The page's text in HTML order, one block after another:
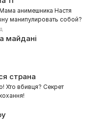
анимешника Настя
манипулировать собой?
майдані
страна
Хто вбивця? Секрет